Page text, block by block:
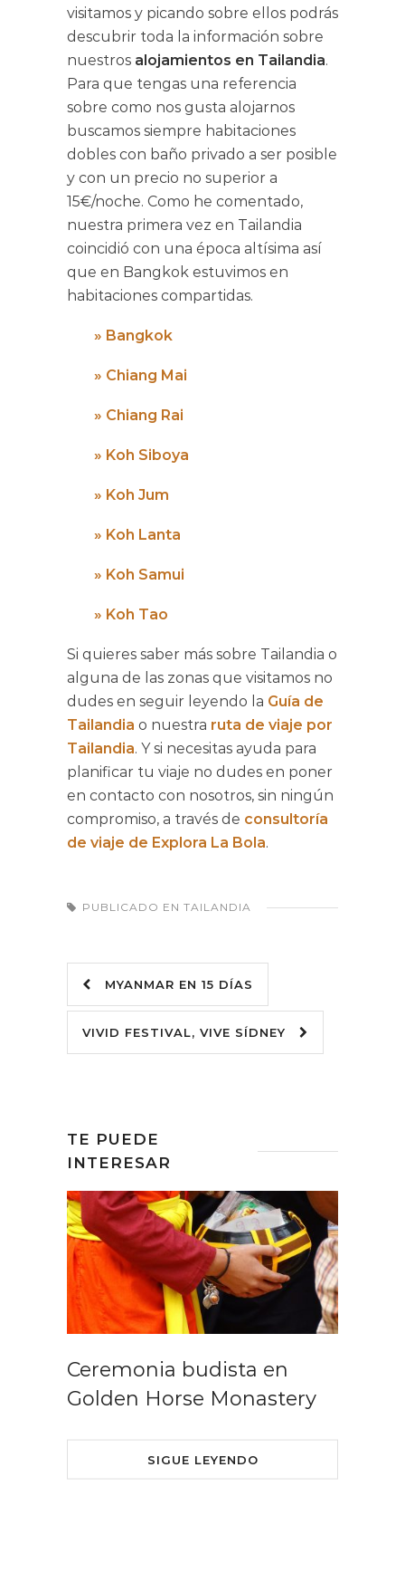
visitamos y picando sobre ellos podrás
descubrir toda la información sobre
nuestros alojamientos en Tailandia.
Para que tengas una referencia
sobre como nos gusta alojarnos
buscamos siempre habitaciones
dobles con baño privado a ser posible
y con un precio no superior a
15€/noche. Como he comentado,
nuestra primera vez en Tailandia
coincidió con una época altísima así
que en Bangkok estuvimos en
habitaciones compartidas.
» Bangkok
» Chiang Mai
» Chiang Rai
» Koh Siboya
» Koh Jum
» Koh Lanta
» Koh Samui
» Koh Tao
Si quieres saber más sobre Tailandia o
alguna de las zonas que visitamos no
dudes en seguir leyendo la Guía de
Tailandia o nuestra ruta de viaje por
Tailandia. Y si necesitas ayuda para
planificar tu viaje no dudes en poner
en contacto con nosotros, sin ningún
compromiso, a través de consultoría
de viaje de Explora La Bola.
PUBLICADO EN TAILANDIA
MYANMAR EN 15 DÍAS
VIVID FESTIVAL, VIVE SÍDNEY
TE PUEDE
INTERESAR
Ceremonia budista en
Golden Horse Monastery
SIGUE LEYENDO